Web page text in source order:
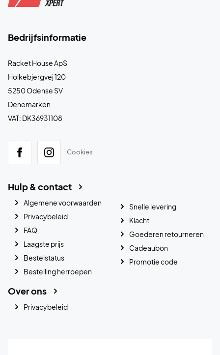
Bedrijfsinformatie
Racket House ApS
Holkebjergvej 120
5250 Odense SV
Denemarken
VAT: DK36931108
Cookies
Hulp & contact
Algemene voorwaarden
Privacybeleid
FAQ
Laagste prijs
Bestelstatus
Bestelling herroepen
Snelle levering
Klacht
Goederen retourneren
Cadeaubon
Promotie code
Over ons
Privacybeleid